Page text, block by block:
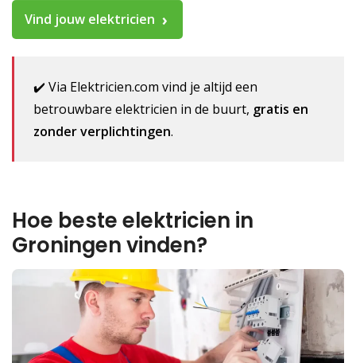
Vind jouw elektricien
✔️ Via Elektricien.com vind je altijd een
betrouwbare elektricien in de buurt, gratis en
zonder verplichtingen.
Hoe beste elektricien in
Groningen vinden?